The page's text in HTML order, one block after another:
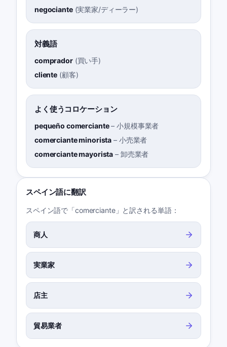
negociante(実業家/ディーラー)
対義語
comprador(買い手)
cliente (顧客)
よく使うコロケーション
pequeño comerciante–小規模事業者
comerciante minorista – 小売業者
comerciante mayorista – 卸売業者
スペイン語に翻訳
スペイン語で「comerciante」と訳される単語：
商人
実業家
店主
貿易業者